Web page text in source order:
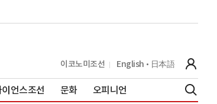
이코노미조선 English 日本語
언스조선 문화 오피니언